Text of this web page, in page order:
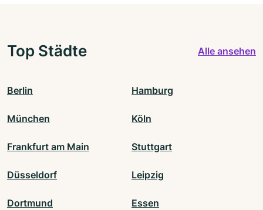
Top Städte Alle ansehen
Berlin Hamburg
München Köln
Frankfurt am Main Stuttgart
Düsseldorf Leipzig
Dortmund Essen